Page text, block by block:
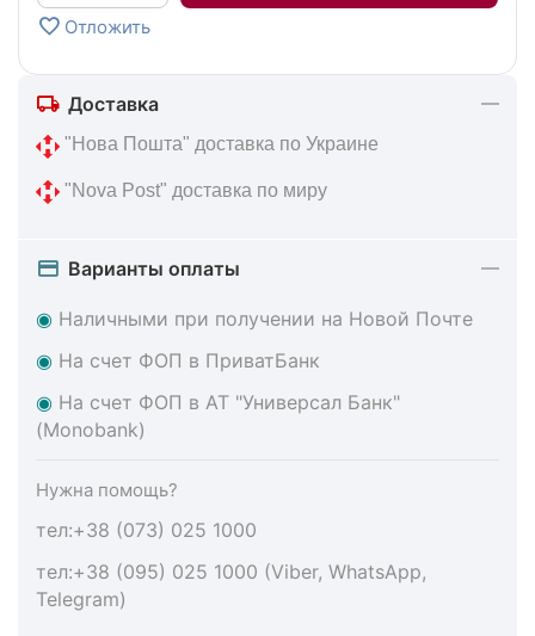
Отложить
Доставка
"Нова Пошта" доставка по Украине
"Nova Post" доставка по миру
Варианты оплаты
◉ Наличными при получении на Новой Почте
◉ На счет ФОП в ПриватБанк
◉ На счет ФОП в АТ "Универсал Банк"
(Monobank)
Нужна помощь?
тел:+38 (073) 025 1000
тел:+38 (095) 025 1000 (Viber, WhatsApp,
Telegram)